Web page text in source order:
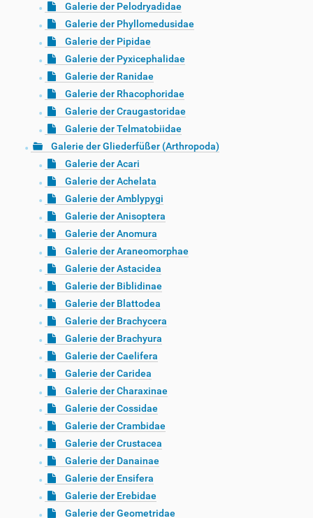
Galerie der Pelodryadidae
Galerie der Phyllomedusidae
Galerie der Pipidae
Galerie der Pyxicephalidae
Galerie der Ranidae
Galerie der Rhacophoridae
Galerie der Craugastoridae
Galerie der Telmatobiidae
Galerie der Gliederfüßer (Arthropoda)
Galerie der Acari
Galerie der Achelata
Galerie der Amblypygi
Galerie der Anisoptera
Galerie der Anomura
Galerie der Araneomorphae
Galerie der Astacidea
Galerie der Biblidinae
Galerie der Blattodea
Galerie der Brachycera
Galerie der Brachyura
Galerie der Caelifera
Galerie der Caridea
Galerie der Charaxinae
Galerie der Cossidae
Galerie der Crambidae
Galerie der Crustacea
Galerie der Danainae
Galerie der Ensifera
Galerie der Erebidae
Galerie der Geometridae